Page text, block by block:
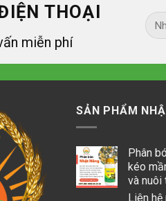
THOẠI
miễn phí
SẢN PHẨM
Phân
kéo
và
Liên hệ